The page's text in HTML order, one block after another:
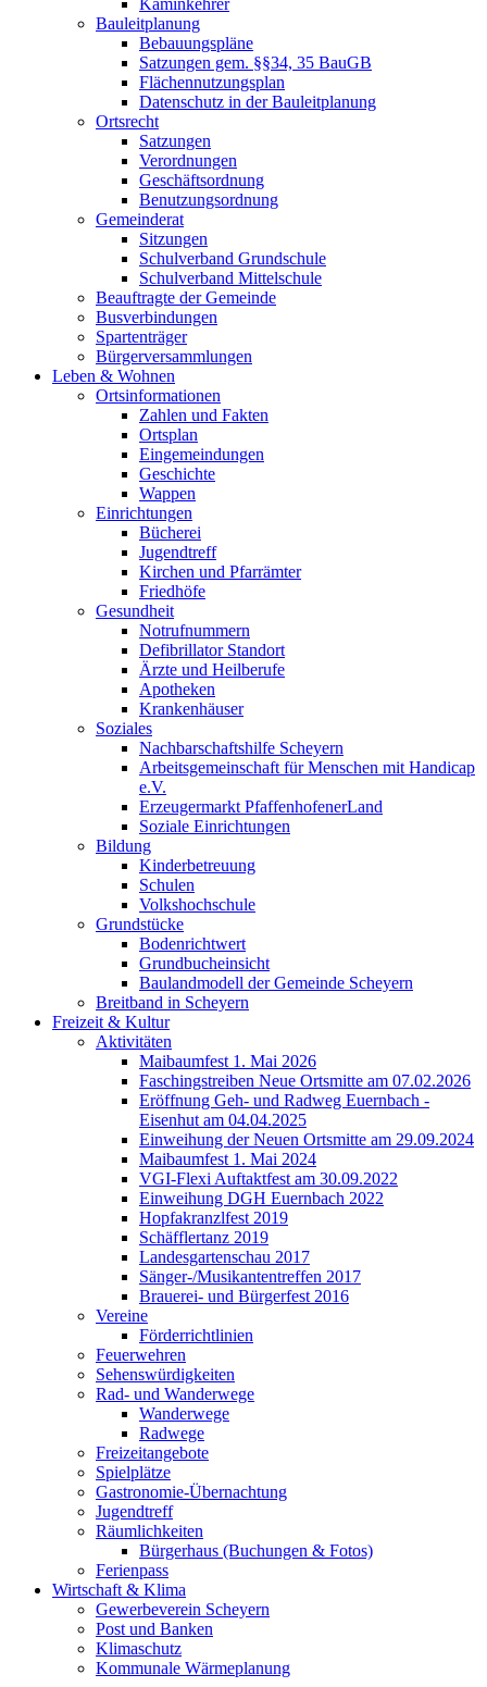
Kaminkehrer
Bauleitplanung
Bebauungspläne
Satzungen gem. §§34, 35 BauGB
Flächennutzungsplan
Datenschutz in der Bauleitplanung
Ortsrecht
Satzungen
Verordnungen
Geschäftsordnung
Benutzungsordnung
Gemeinderat
Sitzungen
Schulverband Grundschule
Schulverband Mittelschule
Beauftragte der Gemeinde
Busverbindungen
Spartenträger
Bürgerversammlungen
Leben & Wohnen
Ortsinformationen
Zahlen und Fakten
Ortsplan
Eingemeindungen
Geschichte
Wappen
Einrichtungen
Bücherei
Jugendtreff
Kirchen und Pfarrämter
Friedhöfe
Gesundheit
Notrufnummern
Defibrillator Standort
Ärzte und Heilberufe
Apotheken
Krankenhäuser
Soziales
Nachbarschaftshilfe Scheyern
Arbeitsgemeinschaft für Menschen mit Handicap
e.V.
Erzeugermarkt PfaffenhofenerLand
Soziale Einrichtungen
Bildung
Kinderbetreuung
Schulen
Volkshochschule
Grundstücke
Bodenrichtwert
Grundbucheinsicht
Baulandmodell der Gemeinde Scheyern
Breitband in Scheyern
Freizeit & Kultur
Aktivitäten
Maibaumfest 1. Mai 2026
Faschingstreiben Neue Ortsmitte am 07.02.2026
Eröffnung Geh- und Radweg Euernbach -
Eisenhut am 04.04.2025
Einweihung der Neuen Ortsmitte am 29.09.2024
Maibaumfest 1. Mai 2024
VGI-Flexi Auftaktfest am 30.09.2022
Einweihung DGH Euernbach 2022
Hopfakranzlfest 2019
Schäfflertanz 2019
Landesgartenschau 2017
Sänger-/Musikantentreffen 2017
Brauerei- und Bürgerfest 2016
Vereine
Förderrichtlinien
Feuerwehren
Sehenswürdigkeiten
Rad- und Wanderwege
Wanderwege
Radwege
Freizeitangebote
Spielplätze
Gastronomie-Übernachtung
Jugendtreff
Räumlichkeiten
Bürgerhaus (Buchungen & Fotos)
Ferienpass
Wirtschaft & Klima
Gewerbeverein Scheyern
Post und Banken
Klimaschutz
Kommunale Wärmeplanung